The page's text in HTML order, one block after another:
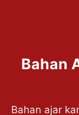
Bahan
Bahan ajar